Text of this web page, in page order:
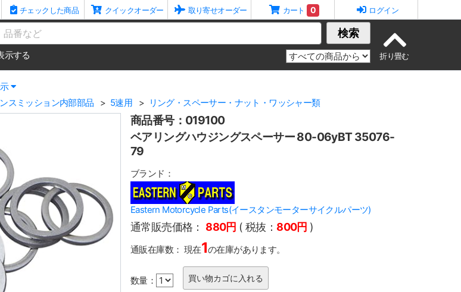
チェックした商品 クイックオーダー 取り寄せオーダー カート 0 ログイン
検索
示する
スミッション内部部品 5速用 リング・スペーサー・ナット・ワッシャー類
商品番号：019100
ベアリングハウジングスペーサー 80-06yBT 35076-
79
ブランド：
Eastern Motorcycle Parts(イースタンモーターサイクルパーツ)
通常販売価格： 880円 ( 税抜： 800円 )
通販在庫数： 現在1の在庫があります。
数量：